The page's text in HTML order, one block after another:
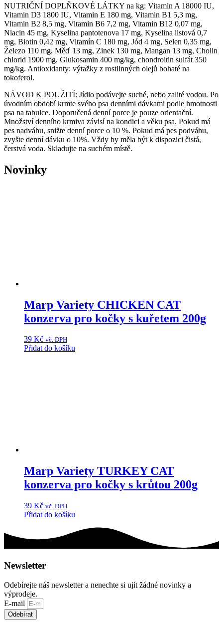
NUTRIČNÍ DOPLŇKOVÉ LÁTKY na kg: Vitamin A 18000 IU,
Vitamin D3 1800 IU, Vitamin E 180 mg, Vitamin B1 5,3 mg,
Vitamin B2 8,5 mg, Vitamin B6 7,2 mg, Vitamin B12 0,07 mg,
Niacin 45 mg, Kyselina pantotenova 17 mg, Kyselina listová 0,7
mg, Biotin 0,42 mg, Vitamín C 180 mg, Jód 4 mg, Selen 0,35 mg,
Železo 110 mg, Měď 13 mg, Zinek 130 mg, Mangan 13 mg, Cholin
chlorid 1900 mg, Glukosamin 400 mg/kg, chondroitin sulfát 350
mg/kg. Antioxidanty: výtažky z rostlinných olejů bohaté na
tokoferol.
NÁVOD K POUŽITÍ: Jídlo podávejte suché, nebo zalité vodou. Po
úvodním období krmte svého psa denními dávkami podle hmotnosti
psa na tabulce. Doporučená denní porce je pouze orientační.
Množství denního krmiva závisí na kondici a věku psa. Pokud má
pes nadváhu, snižte denní porce o 10 %. Pokud má pes podváhu,
zvyšte denní dávku o 10%. Vždy by měla být k dispozici čistá,
čerstvá voda. Skladujte na suchém místě.
Novinky
Marp Variety CHICKEN CAT
konzerva pro kočky s kuřetem 200g
39 Kč vč. DPH
Přidat do košíku
Marp Variety TURKEY CAT
konzerva pro kočky s krůtou 200g
39 Kč vč. DPH
Přidat do košíku
Newsletter
Odebírejte náš newsletter a nenechte si ujít žádné novinky a
výprodeje.
E-mail
Odebírat